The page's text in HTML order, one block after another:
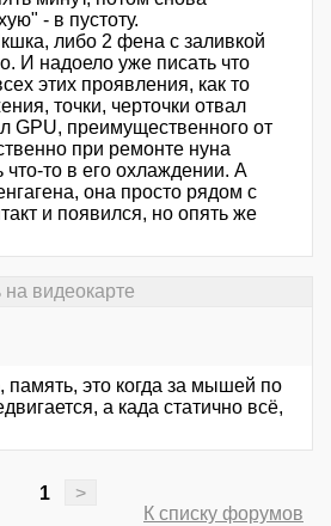
- в пустоту.
либо 2 фена с заливкой
И надоело уже писать что
этих проявления, как то
точки, черточки отвал
GPU, преимущественного от
при ремонте нуна
что-то в его охлаждении. А
она просто рядом с
и появился, но опять же
видеокарте
память, это когда за мышей по
а када статично всё,
1
>
К списку форумов